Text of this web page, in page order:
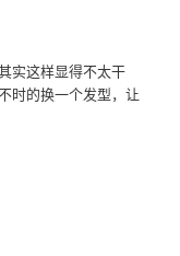
实这样显得不太干
时的换一个发型，让